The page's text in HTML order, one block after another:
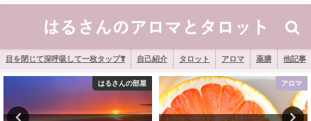
目を閉じて深呼吸して一枚タップ❣️ 自己紹介 タロット アロマ 薬膳 他記事
アロマ アロマ